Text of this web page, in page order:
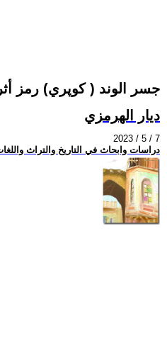
جسر الوند ( كوپري) رمز
ديار الهرمزي
2023 / 5 / 7
دراسات وابحاث في التاريخ والتراث